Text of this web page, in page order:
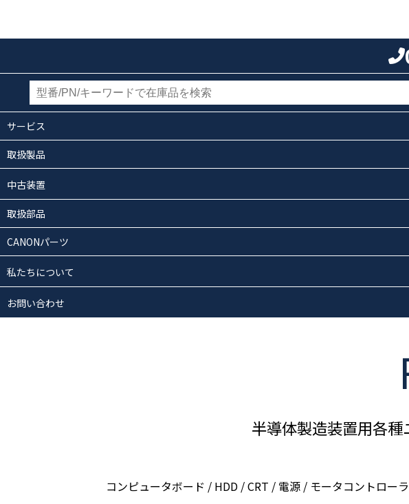
サービス
取扱製品
中古装置
取扱部品
CANONパーツ
私たちについて
お問い合わせ
半導体製造装置用各
コンピュータボード / HDD / CRT / 電源 / モータコントロー